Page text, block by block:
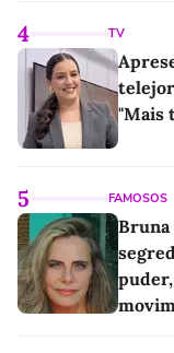
4 TV
"Mais
5 FAMOSOS
Bruna